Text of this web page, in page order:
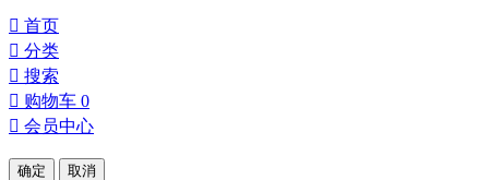
 首页
 分类
 搜索
 购物车 0
 会员中心
确定 取消